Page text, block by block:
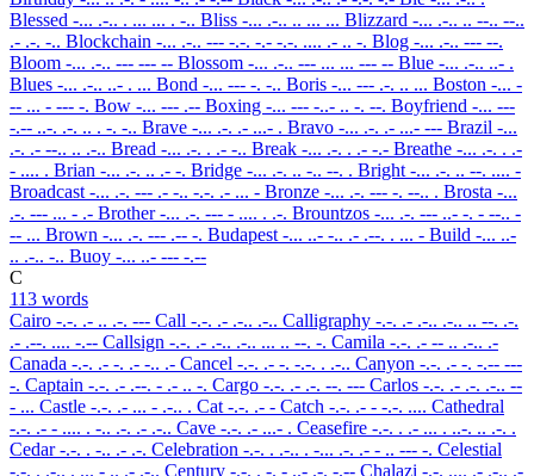
Blessed -... .-.. . ... ... . -.. Bliss -... .-.. .. ... ... Blizzard -... .-.. .. --.. --..
.- .-. -.. Blockchain -... .-.. --- -.-. -.- -.-. .... .- .. -. Blog -... .-.. --- --.
Bloom -... .-.. --- --- -- Blossom -... .-.. --- ... ... --- -- Blue -... .-.. ..- .
Blues -... .-.. ..- . ... Bond -... --- -. -.. Boris -... --- .-. .. ... Boston -... -
-- ... - --- -. Bow -... --- .-- Boxing -... --- -..- .. -. --. Boyfriend -... ---
-.-- ..-. .-. .. . -. -.. Brave -... .-. .- ...- . Bravo -... .-. .- ...- --- Brazil -...
.-. .- --.. .. .-.. Bread -... .-. . .- -.. Break -... .-. . .- -.- Breathe -... .-. . .-
- .... . Brian -... .-. .. .- -. Bridge -... .-. .. -.. --. . Bright -... .-. .. --. .... -
Broadcast -... .-. --- .- -.. -.-. .- ... - Bronze -... .-. --- -. --.. . Brosta -...
.-. --- ... - .- Brother-... .-. --- - .... . .-. Brountzos -... .-. --- ..- -. - --.. -
-- ... Brown -... .-. --- .-- -. Budapest -... ..- -.. .- .--. . ... - Build -... ..-
.. .-.. -.. Buoy -... ..- --- -.--
C
113 words
Cairo -.-. .- .. .-. --- Call -.-. .- .-.. .-.. Calligraphy -.-. .- .-.. .-.. .. --. .-.
.- .--. .... -.-- Callsign -.-. .- .-.. .-.. ... .. --. -. Camila -.-. .- -- .. .-.. .-
Canada -.-. .- -. .- -.. .- Cancel -.-. .- -. -.-. . .-.. Canyon -.-. .- -. -.-- ---
-. Captain -.-. .- .--. - .- .. -. Cargo -.-. .- .-. --. --- Carlos -.-. .- .-. .-.. --
- ... Castle -.-. .- ... - .-.. . Cat -.-. .- - Catch -.-. .- - -.-. .... Cathedral
-.-. .- - .... . -.. .-. .- .-.. Cave -.-. .- ...- . Ceasefire -.-. . .- ... . ..-. .. .-. .
Cedar-.-. . -.. .- .-. Celebration -.-. . .-.. . -... .-. .- - .. --- -. Celestial
-.-. . .-.. . ... - .. .- .-.. Century -.-. . -. - ..- .-. -.-- Chalazi -.-. .... .- .-.. .-